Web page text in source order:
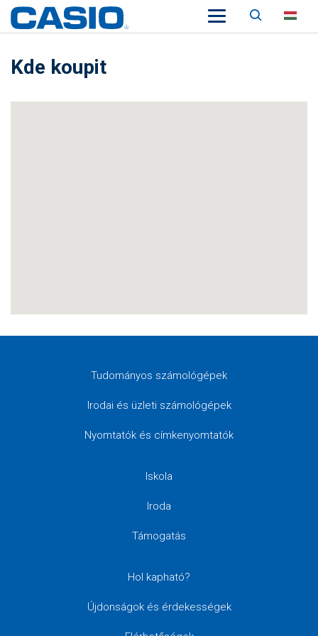
Keresés
Kde koupit
Tudományos számológépek
Irodai és üzleti számológépek
Nyomtatók és címkenyomtatók
Iskola
Iroda
Támogatás
Hol kapható?
Újdonságok és érdekességek